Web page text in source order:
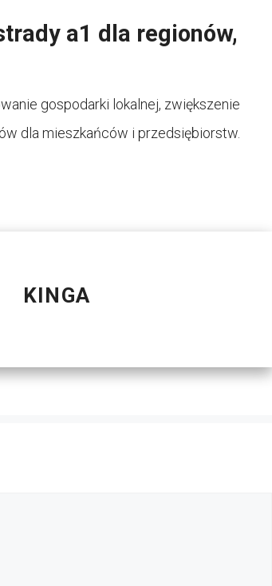
a1 dla regionów,
gospodarki lokalnej, zwiększenie
dla mieszkańców i przedsiębiorstw.
KINGA